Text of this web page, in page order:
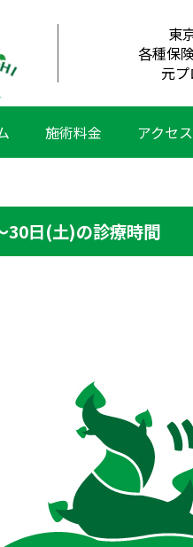
東
各種保
元
施術料金 アクセス
30日(土)の診療時間